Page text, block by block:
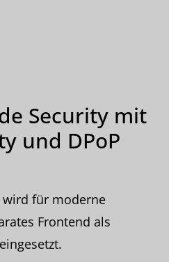
Security mit
und DPoP
für moderne
Frontend als